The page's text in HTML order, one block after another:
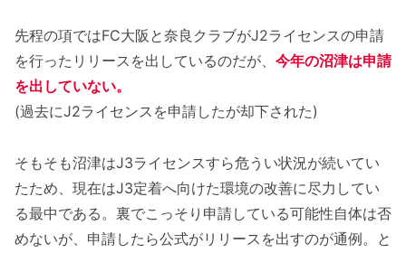
先程の項ではFC大阪と奈良クラブがJ2ライセンスの申請
を行ったリリースを出しているのだが、 今年の沼津は申請
を出していない。
(過去にJ2ライセンスを申請したが却下された)
そもそも沼津はJ3ライセンスすら危うい状況が続いてい
たため、現在はJ3定着へ向けた環境の改善に尽力してい
る最中である。裏でこっそり申請している可能性自体は否
めないが、申請したら公式がリリースを出すのが通例。と